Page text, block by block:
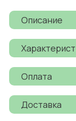
Описание
Оплата
Доставка